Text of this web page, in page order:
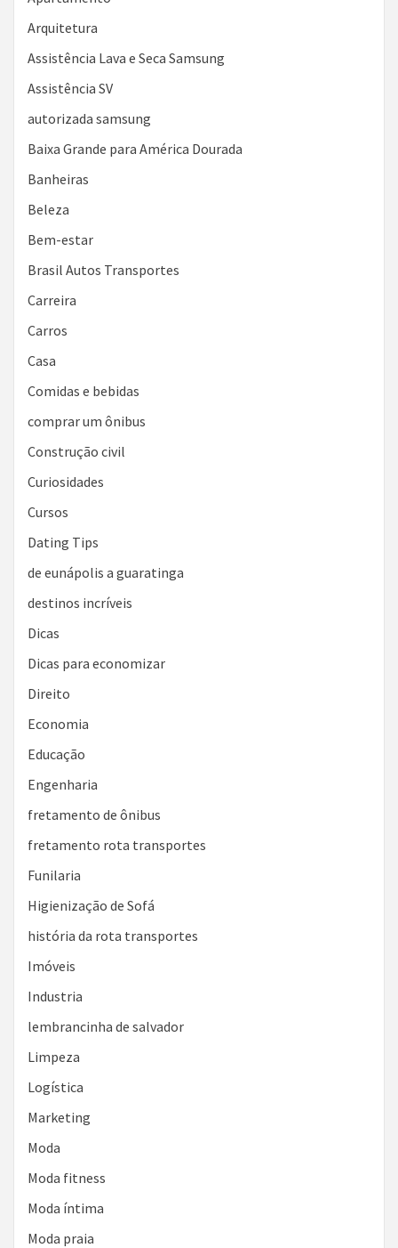
Arquitetura
Assistência Lava e Seca Samsung
Assistência SV
autorizada samsung
Baixa Grande para América Dourada
Banheiras
Beleza
Bem-estar
Brasil Autos Transportes
Carreira
Carros
Casa
Comidas e bebidas
comprar um ônibus
Construção civil
Curiosidades
Cursos
Dating Tips
de eunápolis a guaratinga
destinos incríveis
Dicas
Dicas para economizar
Direito
Economia
Educação
Engenharia
fretamento de ônibus
fretamento rota transportes
Funilaria
Higienização de Sofá
história da rota transportes
Imóveis
Industria
lembrancinha de salvador
Limpeza
Logística
Marketing
Moda
Moda fitness
Moda íntima
Moda praia